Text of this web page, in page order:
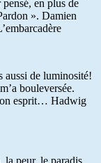
en plus de
». Damien
aussi de luminosité!
bouleversée.
esprit… Hadwig
la peur, le paradis